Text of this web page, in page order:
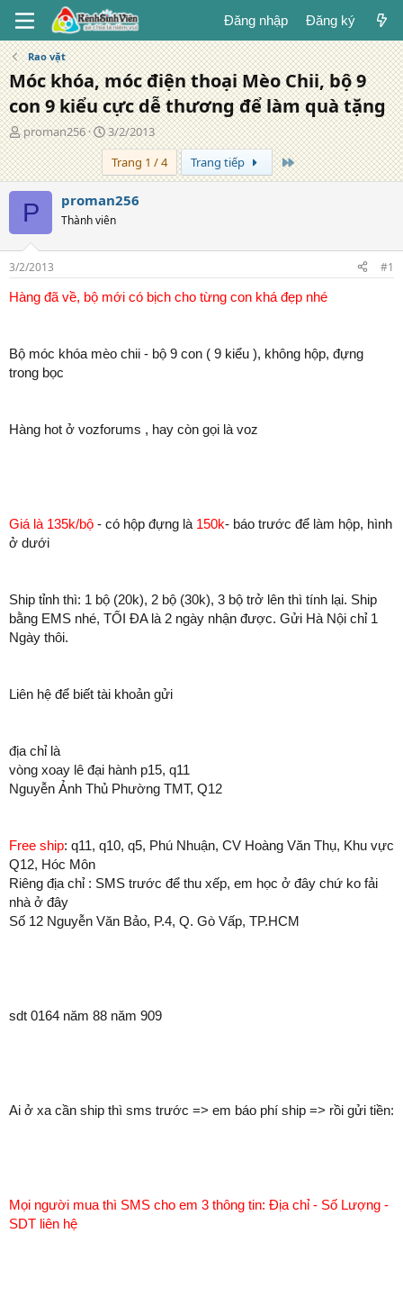
Đăng nhập Đăng ký
Rao vặt
Móc khóa, móc điện thoại Mèo Chii, bộ 9
con 9 kiểu cực dễ thương để làm quà tặng
T
á
c
g
i
ả
proman256
N
g
à
y
đ
ă
n
3/2/2013
Trang 1 / 4
Trang tiếp Trang cuối
P proman256
Thành viên
3/2/2013
#1
Hàng đã về, bộ mới có bịch cho từng con khá đẹp nhé
Bộ móc khóa mèo chii - bộ 9 con ( 9 kiểu ), không hộp, đựng
trong bọc
Hàng hot ở vozforums , hay còn gọi là voz
Giá là 135k/bộ - có hộp đựng là 150k- báo trước để làm hộp, hình
ở dưới
Ship tỉnh thì: 1 bộ (20k), 2 bộ (30k), 3 bộ trở lên thì tính lại. Ship
bằng EMS nhé, TỐI ĐA là 2 ngày nhận được. Gửi Hà Nội chỉ 1
Ngày thôi.
Liên hệ để biết tài khoản gửi
địa chỉ là
vòng xoay lê đại hành p15, q11
Nguyễn Ảnh Thủ Phường TMT, Q12
Free ship: q11, q10, q5, Phú Nhuận, CV Hoàng Văn Thụ, Khu vực
Q12, Hóc Môn
Riêng địa chỉ : SMS trước để thu xếp, em học ở đây chứ ko fải
nhà ở đây
Số 12 Nguyễn Văn Bảo, P.4, Q. Gò Vấp, TP.HCM
sdt 0164 năm 88 năm 909
Ai ở xa cần ship thì sms trước => em báo phí ship => rồi gửi tiền:
Mọi người mua thì SMS cho em 3 thông tin: Địa chỉ - Số Lượng -
SDT liên hệ